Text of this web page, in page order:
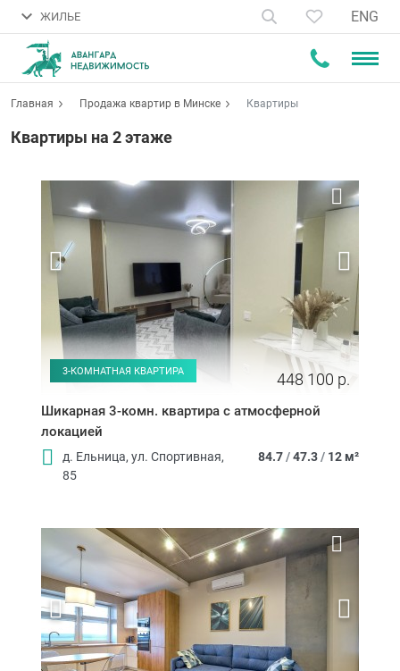
ЖИЛЬЕ ENG
Главная Продажа квартир в Минске Квартиры
Квартиры на 2 этаже
3-КОМНАТНАЯ КВАРТИРА 448 100 р.
Шикарная 3-комн. квартира с атмосферной
локацией
д. Ельница, ул. Спортивная,
85
84.7/47.3/ 12 м²